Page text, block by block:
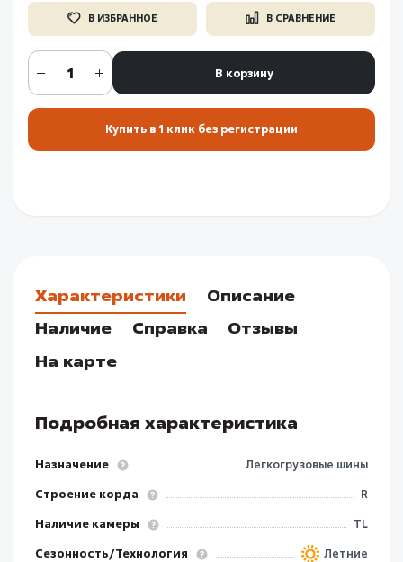
В ИЗБРАННОЕ В СРАВНЕНИЕ
В корзину
Купить в 1 клик без регистрации
Характеристики
Описание
Наличие
Справка
Отзывы
На карте
Подробная характеристика
Назначение
Легкогрузовые шины
Строение корда
R
Наличие камеры
TL
Сезонность/Технология
Летние